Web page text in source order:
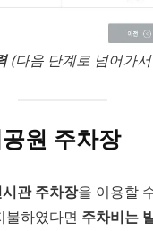
(다음 단계로 넘어가
원 주차장
관 주차장을 이용할
불하였다면 주차비는